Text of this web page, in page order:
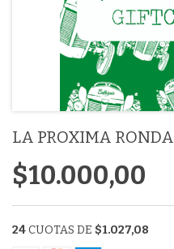
LA PROXIMA RONDA
$10.000,00
24CUOTAS DE $1.027,08